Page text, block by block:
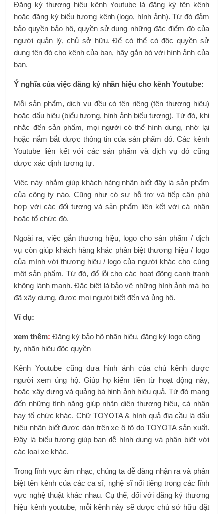
Đăng ký thương hiệu kênh Youtube là đăng ký tên kênh
hoặc đăng ký biểu tượng kênh (logo, hình ảnh). Từ đó đảm
bảo quyền bảo hộ, quyền sử dụng những đặc điểm đó của
người quản lý, chủ sở hữu. Để có thể có độc quyền sử
dụng tên đó cho kênh của bạn, hãy gắn bó với hình ảnh của
bạn.
Ý nghĩa của việc đăng ký nhãn hiệu cho kênh Youtube:
Mỗi sản phẩm, dịch vụ đều có tên riêng (tên thương hiệu)
hoặc dấu hiệu (biểu tượng, hình ảnh biểu tượng). Từ đó, khi
nhắc đến sản phẩm, mọi người có thể hình dung, nhớ lại
hoặc nắm bắt được thông tin của sản phẩm đó. Các kênh
Youtube liên kết với các sản phẩm và dịch vụ đó cũng
được xác định tương tự.
Việc này nhằm giúp khách hàng nhận biết đây là sản phẩm
của công ty nào. Cũng như có sự hỗ trợ và tiếp cận phù
hợp với các đối tượng và sản phẩm liên kết với cá nhân
hoặc tổ chức đó.
Ngoài ra, việc gắn thương hiệu, logo cho sản phẩm / dịch
vụ còn giúp khách hàng khác phân biệt thương hiệu / logo
của mình với thương hiệu / logo của người khác cho cùng
một sản phẩm. Từ đó, đổ lỗi cho các hoạt động cạnh tranh
không lành mạnh. Đặc biệt là bảo vệ những hình ảnh mà họ
đã xây dựng, được mọi người biết đến và ủng hộ.
Ví dụ:
xem thêm: Đăng ký bảo hộ nhãn hiệu, đăng ký logo công
ty, nhãn hiệu độc quyền
Kênh Youtube cũng đưa hình ảnh của chủ kênh được
người xem ủng hộ. Giúp họ kiếm tiền từ hoạt động này,
hoặc xây dựng và quảng bá hình ảnh hiệu quả. Từ đó mang
đến những tính năng giúp nhận diện thương hiệu, cá nhân
hay tổ chức khác. Chữ TOYOTA & hình quả địa cầu là dấu
hiệu nhận biết được dán trên xe ô tô do TOYOTA sản xuất.
Đây là biểu tượng giúp bạn dễ hình dung và phân biệt với
các loại xe khác.
Trong lĩnh vực âm nhạc, chúng ta dễ dàng nhận ra và phân
biệt tên kênh của các ca sĩ, nghệ sĩ nổi tiếng trong các lĩnh
vực nghệ thuật khác nhau. Cụ thể, đối với đăng ký thương
hiệu kênh youtube, mỗi kênh này sẽ được chủ sở hữu đặt